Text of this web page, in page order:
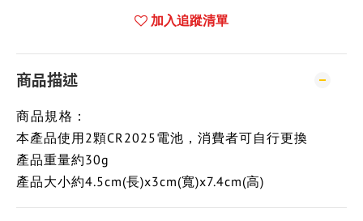
加入追蹤清單
商品描述
商品規格：
本產品使用2顆CR2025電池，消費者可自行更換
產品重量約30g
產品大小約4.5cm(長)x3cm(寬)x7.4cm(高)